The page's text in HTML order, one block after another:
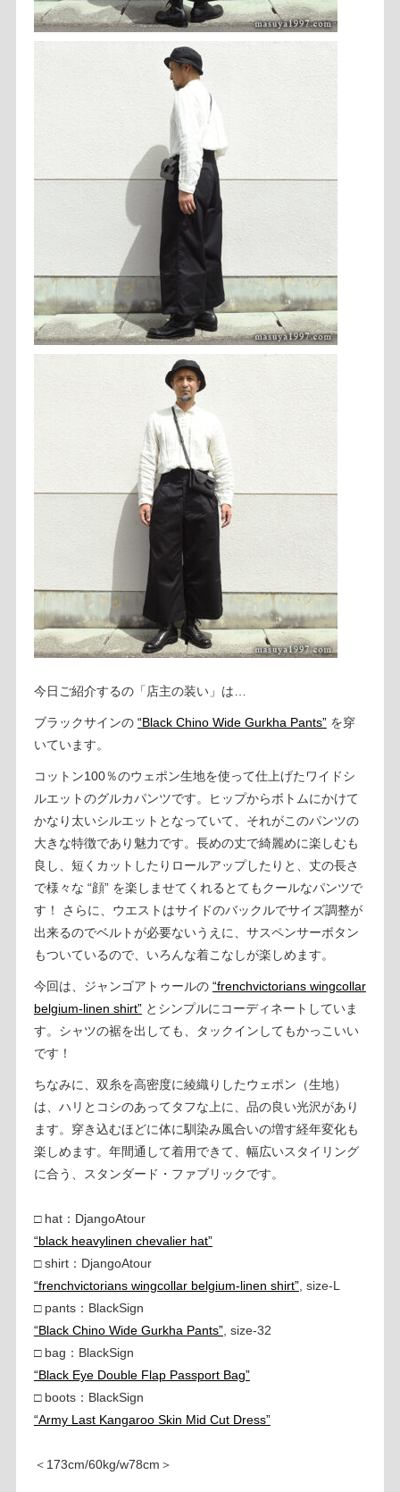
今日ご紹介するの「店主の装い」は…
ブラックサインの “Black Chino Wide Gurkha Pants”を穿
いています。
コットン100％のウェポン生地を使って仕上げたワイドシ
ルエットのグルカパンツです。ヒップからボトムにかけて
かなり太いシルエットとなっていて、それがこのパンツの
大きな特徴であり魅力です。長めの丈で綺麗めに楽しむも
良し、短くカットしたりロールアップしたりと、丈の長さ
で様々な “顔” を楽しませてくれるとてもクールなパンツで
す！ さらに、ウエストはサイドのバックルでサイズ調整が
出来るのでベルトが必要ないうえに、サスペンサーボタン
もついているので、いろんな着こなしが楽しめます。
今回は、ジャンゴアトゥールの “frenchvictorians wingcollar
belgium-linen shirt”とシンプルにコーディネートしていま
す。シャツの裾を出しても、タックインしてもかっこいい
です！
ちなみに、双糸を高密度に綾織りしたウェポン（生地）
は、ハリとコシのあってタフな上に、品の良い光沢があり
ます。穿き込むほどに体に馴染み風合いの増す経年変化も
楽しめます。年間通して着用できて、幅広いスタイリング
に合う、スタンダード・ファブリックです。
□ hat：DjangoAtour
“black heavylinen chevalier hat”
□ shirt：DjangoAtour
“frenchvictorians wingcollar belgium-linen shirt”, size-L
□ pants：BlackSign
“Black Chino Wide Gurkha Pants”, size-32
□ bag：BlackSign
“Black Eye Double Flap Passport Bag”
□ boots：BlackSign
“Army Last Kangaroo Skin Mid Cut Dress”
＜173cm/60kg/w78cm＞